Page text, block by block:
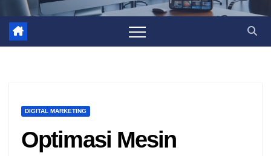
DIGITAL MARKETING
Optimasi Mesin